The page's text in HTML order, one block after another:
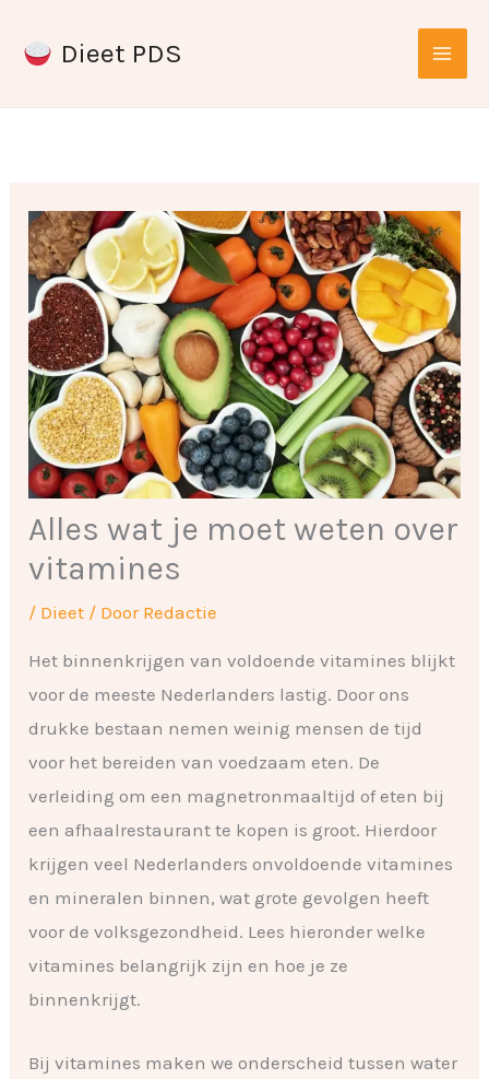
naar
Dieet PDS
Alles wat je moet weten over
vitamines
/ Dieet / Door Redactie
Het binnenkrijgen van voldoende vitamines blijkt
voor de meeste Nederlanders lastig. Door ons
drukke bestaan nemen weinig mensen de tijd
voor het bereiden van voedzaam eten. De
verleiding om een magnetronmaaltijd of eten bij
een afhaalrestaurant te kopen is groot. Hierdoor
krijgen veel Nederlanders onvoldoende vitamines
en mineralen binnen, wat grote gevolgen heeft
voor de volksgezondheid. Lees hieronder welke
vitamines belangrijk zijn en hoe je ze
binnenkrijgt.
Bij vitamines maken we onderscheid tussen water